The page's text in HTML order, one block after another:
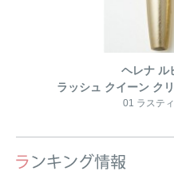
ヘレナ ル
ラッシュ クイーン ク
01 ラステ